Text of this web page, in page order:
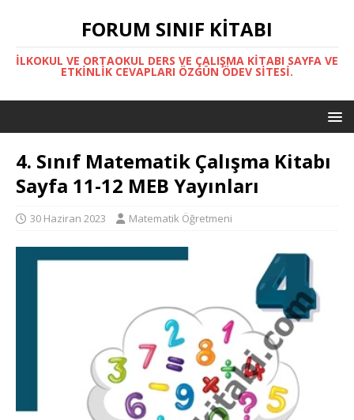
FORUM SINIF KITABI
İLKOKUL VE ORTAOKUL DERS VE ÇALIŞMA KITABI SAYFA VE
ETKINLIK CEVAPLARI ÖZGÜN ÖDEV SITESI.
4. Sınıf Matematik Çalışma Kitabı
Sayfa 11-12 MEB Yayınları
30 Haziran 2023 Matematik Öğretmeni